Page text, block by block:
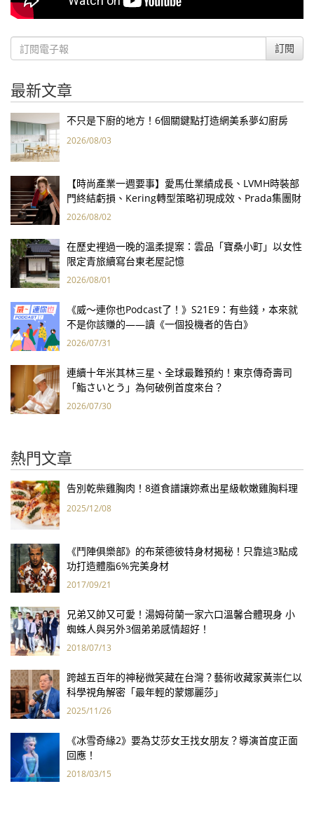
訂閱
最新文章
不只是下廚的地方！6個關鍵點打造網美系夢幻廚房
2026/08/03
【時尚產業一週要事】愛馬仕業績成長、LVMH時裝部
門終結虧損、Kering轉型策略初現成效、Prada集團財
報亮眼
2026/08/02
在歷史裡過一晚的溫柔提案：雲品「寶桑小町」以女性
限定青旅續寫台東老屋記憶
2026/08/01
《威～連你也Podcast了！》S21E9：有些錢，本來就
不是你該賺的——讀《一個投機者的告白》
2026/07/31
連續十年米其林三星、全球最難預約！東京傳奇壽司
「鮨さいとう」為何破例首度來台？
2026/07/30
熱門文章
告別乾柴雞胸肉！8道食譜讓妳煮出星級軟嫩雞胸料理
2025/12/08
《鬥陣俱樂部》的布萊德彼特身材揭秘！只靠這3點成
功打造體脂6%完美身材
2017/09/21
兄弟又帥又可愛！湯姆荷蘭一家六口溫馨合體現身 小
蜘蛛人與另外3個弟弟感情超好！
2018/07/13
跨越五百年的神秘微笑藏在台灣？藝術收藏家黃崇仁以
科學視角解密「最年輕的蒙娜麗莎」
2025/11/26
《冰雪奇緣2》要為艾莎女王找女朋友？導演首度正面
回應！
2018/03/15